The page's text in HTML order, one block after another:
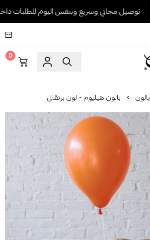
توصيل مجاني وسريع وبنفس اليوم للطلبات داخل الرياض
0
بالون بالون هيليوم - لون برتقالي